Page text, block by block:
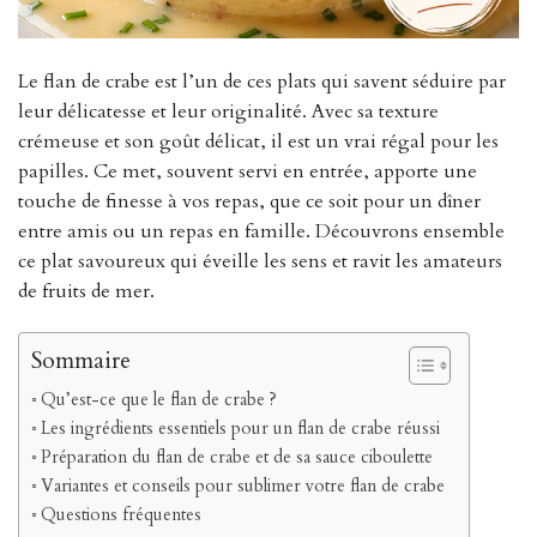
Le flan de crabe est l’un de ces plats qui savent séduire par
leur délicatesse et leur originalité. Avec sa texture
crémeuse et son goût délicat, il est un vrai régal pour les
papilles. Ce met, souvent servi en entrée, apporte une
touche de finesse à vos repas, que ce soit pour un dîner
entre amis ou un repas en famille. Découvrons ensemble
ce plat savoureux qui éveille les sens et ravit les amateurs
de fruits de mer.
Sommaire
Qu’est-ce que le flan de crabe ?
Les ingrédients essentiels pour un flan de crabe réussi
Préparation du flan de crabe et de sa sauce ciboulette
Variantes et conseils pour sublimer votre flan de crabe
Questions fréquentes